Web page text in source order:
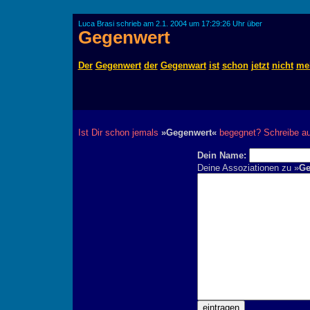
Luca Brasi schrieb am 2.1. 2004 um 17:29:26 Uhr über
Gegenwert
Der Gegenwert der Gegenwart ist schon jetzt nicht
Ist Dir schon jemals »Gegenwert«begegnet? Schreibe
Dein Name:
Deine Assoziationen zu »